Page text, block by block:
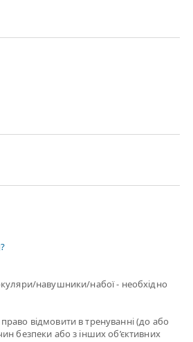
навушники/набої - необхідно
відмовити в тренуванні (до або
безпеки або з інших об’єктивних